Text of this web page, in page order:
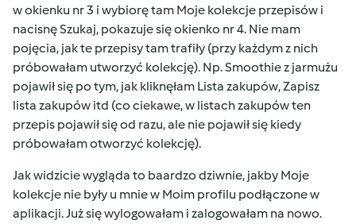
w okienku nr 3 i wybiorę tam Moje kolekcje przepisów i
nacisnę Szukaj, pokazuje się okienko nr 4. Nie mam
pojęcia, jak te przepisy tam trafiły (przy każdym z nich
próbowałam utworzyć kolekcję). Np. Smoothie z jarmużu
pojawił się po tym, jak kliknęłam Lista zakupów, Zapisz
lista zakupów itd (co ciekawe, w listach zakupów ten
przepis pojawił się od razu, ale nie pojawił się kiedy
próbowałam otworzyć kolekcję).
Jak widzicie wygląda to baardzo dziwnie, jakby Moje
kolekcje nie były u mnie w Moim profilu podłączone w
aplikacji. Już się wylogowałam i zalogowałam na nowo.